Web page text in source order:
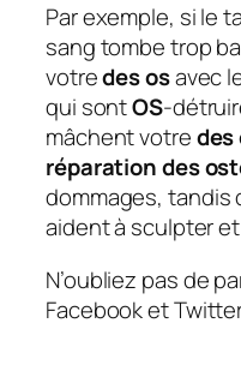
Par exemple, si le
sang tombe trop
votredes osavec
qui sontOS-
mâchent votredes
réparation des
dommages,
aident à sculpter
N’oubliez pas de
Facebook et